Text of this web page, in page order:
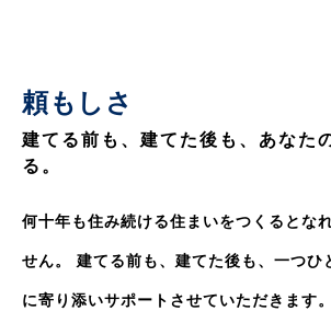
頼もしさ
建てる前も、建てた後も、あなた
る。
何十年も住み続ける住まいをつくるとな
せん。 建てる前も、建てた後も、一つひ
に寄り添いサポートさせていただきます。